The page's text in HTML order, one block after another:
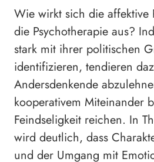
Wie wirkt sich die affektive
die Psychotherapie aus?
stark mit ihrer politischen
identifizieren, tendieren
Andersdenkende
kooperativem Miteinander
Feindseligkeit reichen. In
wird deutlich, dass
und der Umgang mit